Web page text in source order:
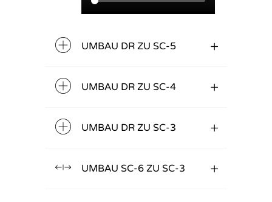
UMBAU DR ZU SC-5
UMBAU DR ZU SC-4
UMBAU DR ZU SC-3
UMBAU SC-6 ZU SC-3